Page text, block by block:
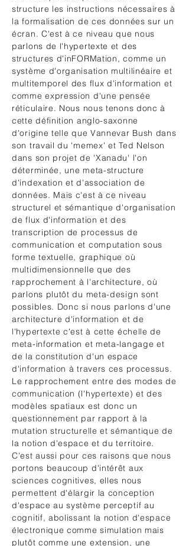
structure les instructions nécessaires à
la formalisation de ces données sur un
écran. C'est à ce niveau que nous
parlons de l'hypertexte et des
structures d'inFORMation, comme un
système d'organisation multilinéaire et
multitemporel des flux d'information et
comme expression d'une pensée
réticulaire. Nous nous tenons donc à
cette définition anglo-saxonne
d'origine telle que Vannevar Bush dans
son travail du 'memex' et Ted Nelson
dans son projet de 'Xanadu' l'on
déterminée, une meta-structure
d'indexation et d'association de
données. Mais c'est à ce niveau
structurel et sémantique d'organisation
de flux d'information et des
transcription de processus de
communication et computation sous
forme textuelle, graphique où
multidimensionnelle que des
rapprochement à l'architecture, où
parlons plutôt du meta-design sont
possibles. Donc si nous parlons d'une
architecture d'information et de
l'hypertexte c'est à cette échelle de
meta-information et meta-langage et
de la constitution d'un espace
d'information à travers ces processus.
Le rapprochement entre des modes de
communication (l'hypertexte) et des
modèles spatiaux est donc un
questionnement par rapport à la
mutation structurelle et sémantique de
la notion d'espace et du territoire.
C'est aussi pour ces raisons que nous
portons beaucoup d'intérêt aux
sciences cognitives, elles nous
permettent d'élargir la conception
d'espace au système perceptif au
cognitif, abolissant la notion d'espace
électronique comme simulation mais
plutôt comme une extension, une